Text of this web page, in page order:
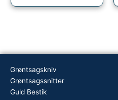
Grøntsagskniv
Grøntsagssnitter
Guld Bestik